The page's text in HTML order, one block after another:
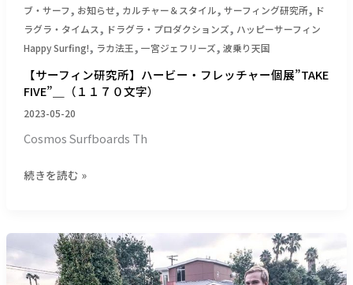
ブ・サーフ, お知らせ, カルチャー＆スタイル, サーフィング研究所, ド
ラグラ・タイムス, ドラグラ・プロダクションズ, ハッピーサーフィン
Happy Surfing!, ラカ法王, 一宮ジェフリーズ, 波乗り天国
【サーフィン研究所】ハービー・フレッチャー個展”TAKE
FIVE”＿（１１７０文字）
2023-05-20
Cosmos Surfboards Th
ッ
チ
ャ
個
展”TAKE
FIVE”＿
（１
７
続きを読む »
フ